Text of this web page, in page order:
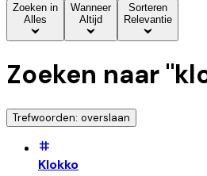
Zoeken in
Alles
Wanneer
Altijd
Sorteren
Relevantie
Zoeken naar "
Trefwoorden: overslaan
Klokko